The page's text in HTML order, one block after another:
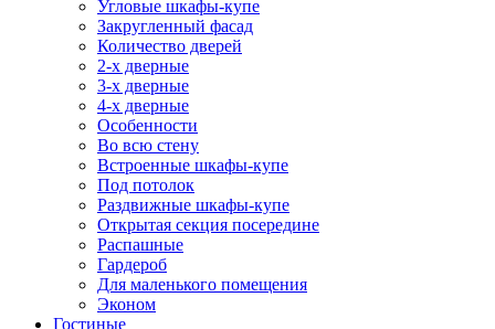
Угловые шкафы-купе
Закругленный фасад
Количество дверей
2-х дверные
3-х дверные
4-х дверные
Особенности
Во всю стену
Встроенные шкафы-купе
Под потолок
Раздвижные шкафы-купе
Открытая секция посередине
Распашные
Гардероб
Для маленького помещения
Эконом
Гостиные